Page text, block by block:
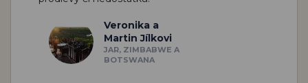
Veronika a
Martin Jílkovi
JAR, ZIMBABWE A
BOTSWANA